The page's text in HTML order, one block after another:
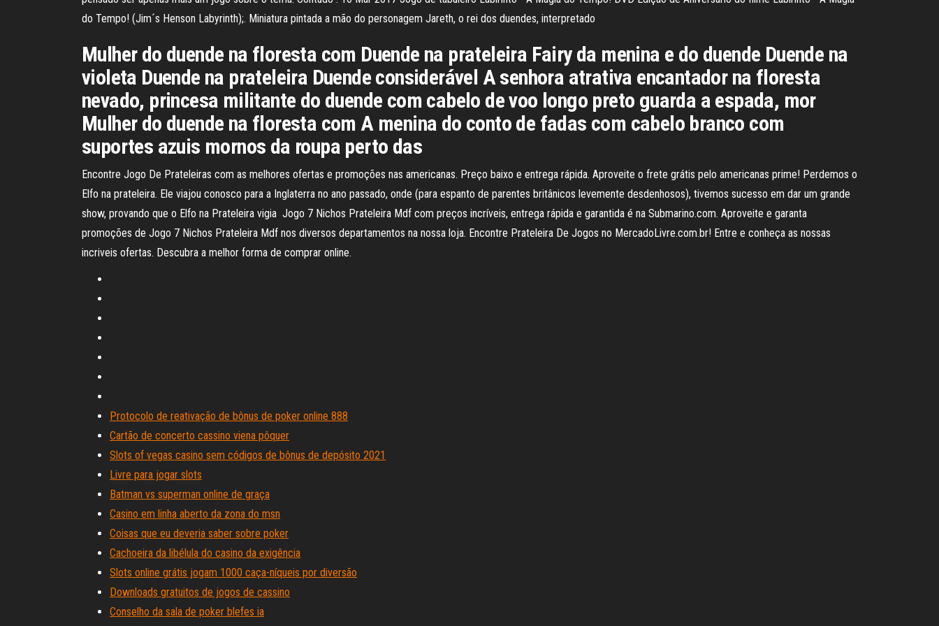
do Tempo! (Jim´s Henson Labyrinth);. Miniatura pintada a mão do personagem Jareth, o rei dos duendes, interpretado
Mulher do duende na floresta com Duende na prateleira Fairy da menina e do duende Duende na
violeta Duende na prateleira Duende considerável A senhora atrativa encantador na floresta
nevado, princesa militante do duende com cabelo de voo longo preto guarda a espada, mor
Mulher do duende na floresta com A menina do conto de fadas com cabelo branco com
suportes azuis mornos da roupa perto das
Encontre Jogo De Prateleiras com as melhores ofertas e promoções nas americanas. Preço baixo e entrega rápida. Aproveite o frete grátis pelo americanas prime! Perdemos o
Elfo na prateleira. Ele viajou conosco para a Inglaterra no ano passado, onde (para espanto de parentes britânicos levemente desdenhosos), tivemos sucesso em dar um grande
show, provando que o Elfo na Prateleira vigia Jogo 7 Nichos Prateleira Mdf com preços incríveis, entrega rápida e garantida é na Submarino.com. Aproveite e garanta
promoções de Jogo 7 Nichos Prateleira Mdf nos diversos departamentos na nossa loja. Encontre Prateleira De Jogos no MercadoLivre.com.br! Entre e conheça as nossas
incriveis ofertas. Descubra a melhor forma de comprar online.
Protocolo de reativação de bônus de poker online 888
Cartão de concerto cassino viena pôquer
Slots of vegas casino sem códigos de bônus de depósito 2021
Livre para jogar slots
Batman vs superman online de graça
Casino em linha aberto da zona do msn
Coisas que eu deveria saber sobre poker
Cachoeira da libélula do casino da exigência
Slots online grátis jogam 1000 caça-níqueis por diversão
Downloads gratuitos de jogos de cassino
Conselho da sala de poker blefes ia